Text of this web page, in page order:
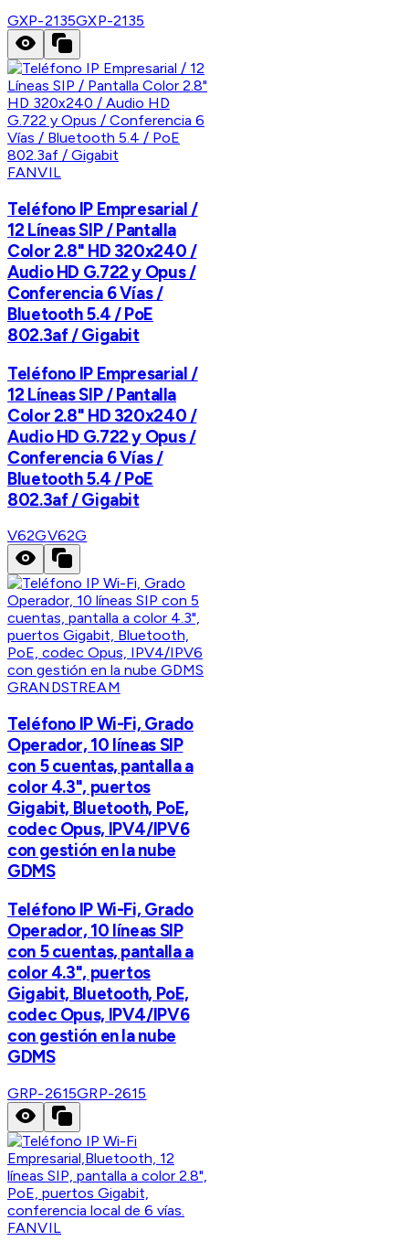
GXP-2135GXP-2135
FANVIL
Teléfono IP Empresarial /
12 Líneas SIP / Pantalla
Color 2.8" HD 320x240 /
Audio HD G.722 y Opus /
Conferencia 6 Vías /
Bluetooth 5.4 / PoE
802.3af / Gigabit
Teléfono IP Empresarial /
12 Líneas SIP / Pantalla
Color 2.8" HD 320x240 /
Audio HD G.722 y Opus /
Conferencia 6 Vías /
Bluetooth 5.4 / PoE
802.3af / Gigabit
V62GV62G
GRANDSTREAM
Teléfono IP Wi-Fi, Grado
Operador, 10 líneas SIP
con 5 cuentas, pantalla a
color 4.3", puertos
Gigabit, Bluetooth, PoE,
codec Opus, IPV4/IPV6
con gestión en la nube
GDMS
Teléfono IP Wi-Fi, Grado
Operador, 10 líneas SIP
con 5 cuentas, pantalla a
color 4.3", puertos
Gigabit, Bluetooth, PoE,
codec Opus, IPV4/IPV6
con gestión en la nube
GDMS
GRP-2615GRP-2615
FANVIL